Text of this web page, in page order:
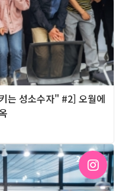
는 성소수자" #2] 오월에
2026년